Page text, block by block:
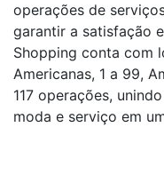
operações de
garantir a satisfação
Shopping conta com
Americanas, 1 a 99,
117 operações,
moda e serviço em